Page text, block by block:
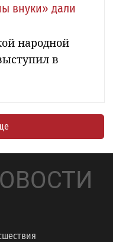
внуки» дали
народной
в